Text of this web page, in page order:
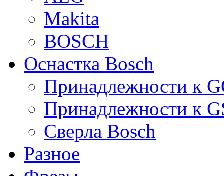
Makita
BOSCH
Оснастка Bosch
Принадлежности к
Принадлежности к
Сверла Bosch
Разное